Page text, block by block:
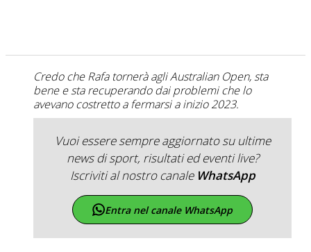
Credo che Rafa tornerà agli Australian Open, sta
bene e sta recuperando dai problemi che lo
avevano costretto a fermarsi a inizio 2023.
Vuoi essere sempre aggiornato su ultime
news di sport, risultati ed eventi live?
Iscriviti al nostro canale WhatsApp
Entra nel canale WhatsApp